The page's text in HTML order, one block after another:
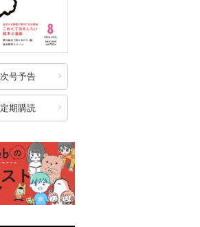
次号予告
定期購読